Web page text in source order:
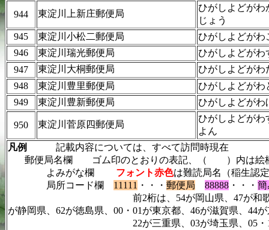
944 東淀川上新庄郵便局
ひがしよどがわ
じょう
945
東淀川小松二郵便局
ひがしよどがわ
946
東淀川瑞光郵便局
ひがしよどがわ
947
東淀川大桐郵便局
ひがしよどがわ
948
東淀川豊里郵便局
ひがしよどがわ
949
東淀川豊新郵便局 ひがしよどがわ
950 東淀川菅原四郵便局
ひがしよどがわ
よん
凡例
記載内容については、すべて訪問時現在
郵便局名欄 ゴム印のとおりの表記、（ ）内は絵柄
よみがな欄 フォント赤色は難読局名（稲生認
局所コード欄 11111 ・・・ 郵便局 88888 ・・・ 簡
前2桁は、54が岡山県、47が和歌山県、82が
が静岡県、62が徳島県、00・01が東京都、46が滋賀県、44
22が三重県、03が埼玉県、05・10が千葉県、